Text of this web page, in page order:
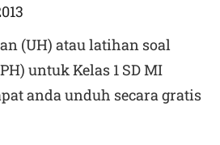
(UH) atau latihan soal
untuk Kelas 1 SD MI
anda unduh secara gratis